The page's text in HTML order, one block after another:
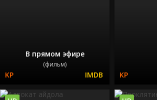
В прямом эфире
(фильм)